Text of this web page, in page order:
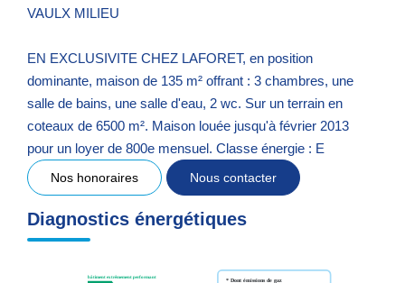
VAULX MILIEU
EN EXCLUSIVITE CHEZ LAFORET, en position
dominante, maison de 135 m² offrant : 3 chambres, une
salle de bains, une salle d'eau, 2 wc. Sur un terrain en
coteaux de 6500 m². Maison louée jusqu'à février 2013
pour un loyer de 800e mensuel. Classe énergie : E
Nos honoraires Nous contacter
Diagnostics énergétiques